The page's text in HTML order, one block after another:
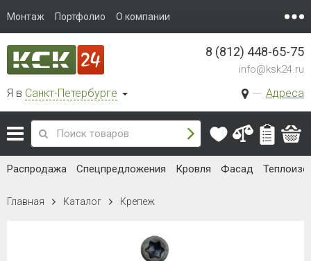
Монтаж Портфолио О компании
Я в Санкт-Петербурге Адреса
8 (812) 448-65-75
info@ksk24.ru
Распродажа Спецпредложения Кровля Фасад
Главная Каталог Крепеж